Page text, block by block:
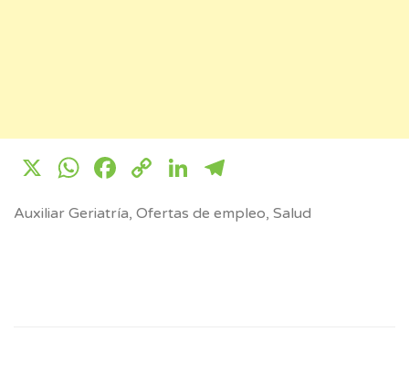
X WhatsApp
Facebook
CopyLinkedIn
Auxiliar Geriatría, Ofertas de empleo, Salud